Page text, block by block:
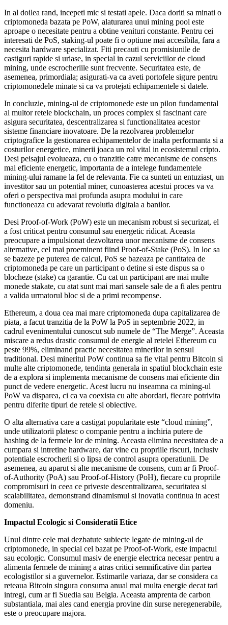
In al doilea rand, incepeti mic si testati apele. Daca doriti sa minati o
criptomoneda bazata pe PoW, alaturarea unui mining pool este
aproape o necesitate pentru a obtine venituri constante. Pentru cei
interesati de PoS, staking-ul poate fi o optiune mai accesibila, fara a
necesita hardware specializat. Fiti precauti cu promisiunile de
castiguri rapide si uriase, in special in cazul serviciilor de cloud
mining, unde escrocheriile sunt frecvente. Securitatea este, de
asemenea, primordiala; asigurati-va ca aveti portofele sigure pentru
criptomonedele minate si ca va protejati echipamentele si datele.
In concluzie, mining-ul de criptomonede este un pilon fundamental
al multor retele blockchain, un proces complex si fascinant care
asigura securitatea, descentralizarea si functionalitatea acestor
sisteme financiare inovatoare. De la rezolvarea problemelor
criptografice la gestionarea echipamentelor de inalta performanta si a
costurilor energetice, minerii joaca un rol vital in ecosistemul cripto.
Desi peisajul evolueaza, cu o tranzitie catre mecanisme de consens
mai eficiente energetic, importanta de a intelege fundamentele
mining-ului ramane la fel de relevanta. Fie ca sunteti un entuziast, un
investitor sau un potential miner, cunoasterea acestui proces va va
oferi o perspectiva mai profunda asupra modului in care
functioneaza cu adevarat revolutia digitala a banilor.
Desi Proof-of-Work (PoW) este un mecanism robust si securizat, el
a fost criticat pentru consumul sau energetic ridicat. Aceasta
preocupare a impulsionat dezvoltarea unor mecanisme de consens
alternative, cel mai proeminent fiind Proof-of-Stake (PoS). In loc sa
se bazeze pe puterea de calcul, PoS se bazeaza pe cantitatea de
criptomoneda pe care un participant o detine si este dispus sa o
blocheze (stake) ca garantie. Cu cat un participant are mai multe
monede stakate, cu atat sunt mai mari sansele sale de a fi ales pentru
a valida urmatorul bloc si de a primi recompense.
Ethereum, a doua cea mai mare criptomoneda dupa capitalizarea de
piata, a facut tranzitia de la PoW la PoS in septembrie 2022, in
cadrul evenimentului cunoscut sub numele de “The Merge”. Aceasta
miscare a redus drastic consumul de energie al retelei Ethereum cu
peste 99%, eliminand practic necesitatea minerilor in sensul
traditional. Desi mineritul PoW continua sa fie vital pentru Bitcoin si
multe alte criptomonede, tendinta generala in spatiul blockchain este
de a explora si implementa mecanisme de consens mai eficiente din
punct de vedere energetic. Acest lucru nu inseamna ca mining-ul
PoW va disparea, ci ca va coexista cu alte abordari, fiecare potrivita
pentru diferite tipuri de retele si obiective.
O alta alternativa care a castigat popularitate este “cloud mining”,
unde utilizatorii platesc o companie pentru a inchiria putere de
hashing de la fermele lor de mining. Aceasta elimina necesitatea de a
cumpara si intretine hardware, dar vine cu propriile riscuri, inclusiv
potentiale escrocherii si o lipsa de control asupra operatiunii. De
asemenea, au aparut si alte mecanisme de consens, cum ar fi Proof-
of-Authority (PoA) sau Proof-of-History (PoH), fiecare cu propriile
compromisuri in ceea ce priveste descentralizarea, securitatea si
scalabilitatea, demonstrand dinamismul si inovatia continua in acest
domeniu.
Impactul Ecologic si Consideratii Etice
Unul dintre cele mai dezbatute subiecte legate de mining-ul de
criptomonede, in special cel bazat pe Proof-of-Work, este impactul
sau ecologic. Consumul masiv de energie electrica necesar pentru a
alimenta fermele de mining a atras critici semnificative din partea
ecologistilor si a guvernelor. Estimarile variaza, dar se considera ca
reteaua Bitcoin singura consuma anual mai multa energie decat tari
intregi, cum ar fi Suedia sau Belgia. Aceasta amprenta de carbon
substantiala, mai ales cand energia provine din surse neregenerabile,
este o preocupare majora.